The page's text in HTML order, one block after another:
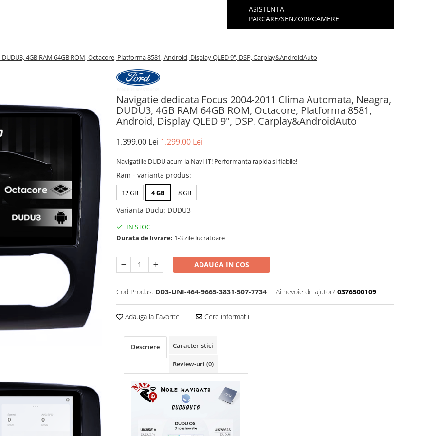
ASISTENTA
PARCARE/SENZORI/CAMERE
4GB RAM 64GB ROM, Octacore, Platforma 8581, Android, Display QLED 9", DSP, Carplay&AndroidAuto
Navigatie dedicata Focus 2004-2011 Clima Automata, Neagra,
DUDU3, 4GB RAM 64GB ROM, Octacore, Platforma 8581,
Android, Display QLED 9", DSP, Carplay&AndroidAuto
1.399,00 Lei 1.299,00 Lei
Navigatiile DUDU acum la Navi-IT! Performanta rapida si fiabile!
Ram - varianta produs:
12 GB 4 GB 8 GB
Varianta Dudu: DUDU3
IN STOC
Durata de livrare: 1-3 zile lucrătoare
ADAUGA IN COS
Cod Produs: DD3-UNI-464-9665-3831-507-7734 Ai nevoie de ajutor? 0376500109
Adauga la Favorite Cere informatii
Descriere Caracteristici
Review-uri (0)